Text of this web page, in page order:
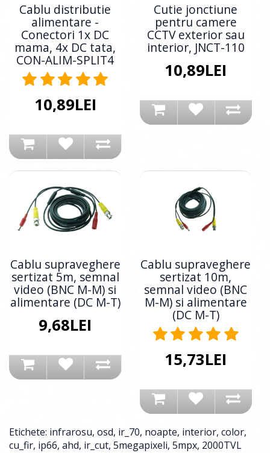
Cablu distributie
alimentare -
Conectori 1x DC
mama, 4x DC tata,
CON-ALIM-SPLIT4
10,89LEI
Cutie jonctiune
pentru camere
CCTV exterior sau
interior, JNCT-110
10,89LEI
Cablu supraveghere
sertizat 5m, semnal
video (BNC M-M) si
alimentare (DC M-T)
9,68LEI
Cablu supraveghere
sertizat 10m,
semnal video (BNC
M-M) si alimentare
(DC M-T)
15,73LEI
Etichete: infrarosu, osd, ir_70, noapte, interior, color,
cu_fir, ip66, ahd, ir_cut, 5megapixeli, 5mpx, 2000TVL